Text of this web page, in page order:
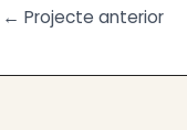
← Projecte anterior